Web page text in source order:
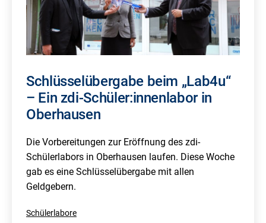
Schlüsselübergabe beim „Lab4u“
– Ein zdi-Schüler:innenlabor in
Oberhausen
Die Vorbereitungen zur Eröffnung des zdi-
Schülerlabors in Oberhausen laufen. Diese Woche
gab es eine Schlüsselübergabe mit allen
Geldgebern.
Kategorisiert
Schülerlabore